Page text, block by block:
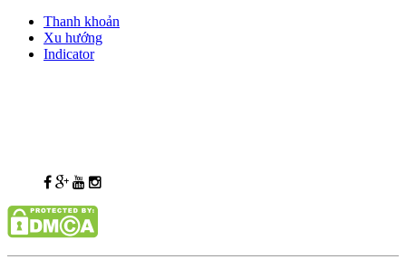
Thanh khoản
Xu hướng
Indicator